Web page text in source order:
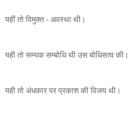
यहीं तो विमुक्त - अवस्था थी।
यही तो सम्यक सम्बोधि थी उस बोधिसत्व की।
यही तो अंधकार पर प्रकाश की विजय थी।